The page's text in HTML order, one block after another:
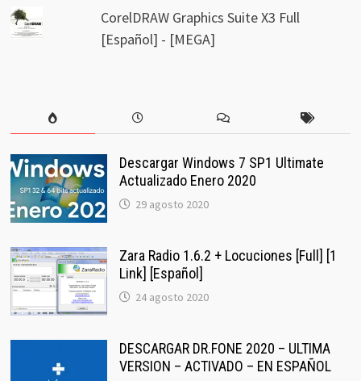
CorelDRAW Graphics Suite X3 Full
[Español] - [MEGA]
Descargar Windows 7 SP1 Ultimate
Actualizado Enero 2020
29 agosto 2020
Zara Radio 1.6.2 + Locuciones [Full] [1
Link] [Español]
24 agosto 2020
DESCARGAR DR.FONE 2020 – ULTIMA
VERSION – ACTIVADO – EN ESPAÑOL